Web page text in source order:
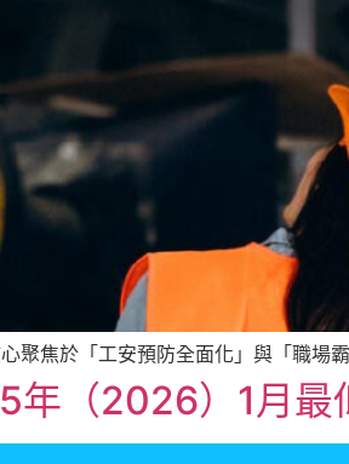
聚焦於「工安預防全面化」與「職場
年（2026）1月